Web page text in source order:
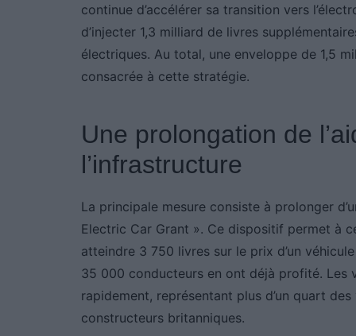
continue d’accélérer sa transition vers
d’injecter 1,3 milliard de livres
électriques. Au total, une enveloppe de 1,5
consacrée à cette stratégie.
Une prolongation de
l’infrastructure
La principale mesure consiste à prolonger
Electric Car Grant ». Ce dispositif permet à
atteindre 3 750 livres sur le prix d’un
35 000 conducteurs en ont déjà profité. Les
rapidement, représentant plus d’un quart
constructeurs britanniques.